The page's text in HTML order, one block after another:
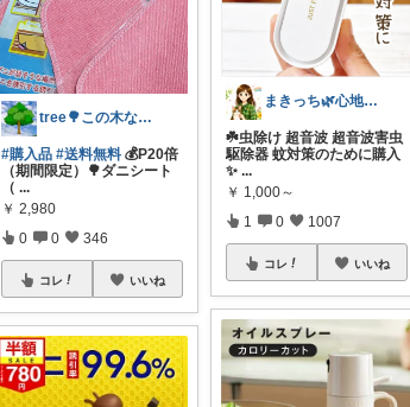
tree🌳この木なんの木🙆‍♀️🌳
#購入品 #送料無料 💰P20倍
（期間限定）🌳ダニシート
（ ...
￥ 2,980
0 0 346
コレ いいね
まきっち🌿心地よい暮らし🌿
☘️虫除け 超音波 超音波害虫
駆除器 蚊対策のために購入
✨ ...
￥ 1,000～
1 0 1007
コレ いいね